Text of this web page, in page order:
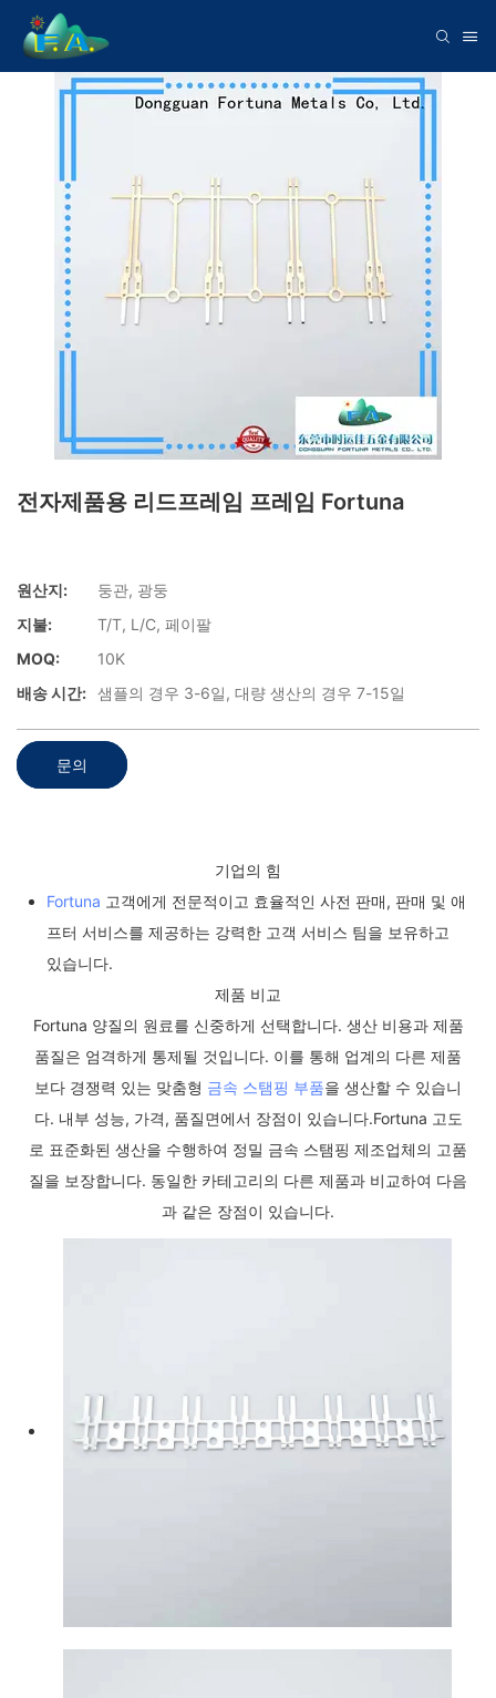
전자제품용 리드프레임 프레임 Fortuna
원산지:
둥관, 광둥
지불:
T/T, L/C, 페이팔
MOQ:
10K
배송 시간: 샘플의 경우 3-6일, 대량 생산의 경우 7-15일
문의
기업의 힘
Fortuna 고객에게 전문적이고 효율적인 사전 판매, 판매 및 애
프터 서비스를 제공하는 강력한 고객 서비스 팀을 보유하고
있습니다.
제품 비교
Fortuna 양질의 원료를 신중하게 선택합니다. 생산 비용과 제품
품질은 엄격하게 통제될 것입니다. 이를 통해 업계의 다른 제품
보다 경쟁력 있는 맞춤형 금속 스탬핑 부품을 생산할 수 있습니
다. 내부 성능, 가격, 품질면에서 장점이 있습니다.Fortuna 고도
로 표준화된 생산을 수행하여 정밀 금속 스탬핑 제조업체의 고품
질을 보장합니다. 동일한 카테고리의 다른 제품과 비교하여 다음
과 같은 장점이 있습니다.